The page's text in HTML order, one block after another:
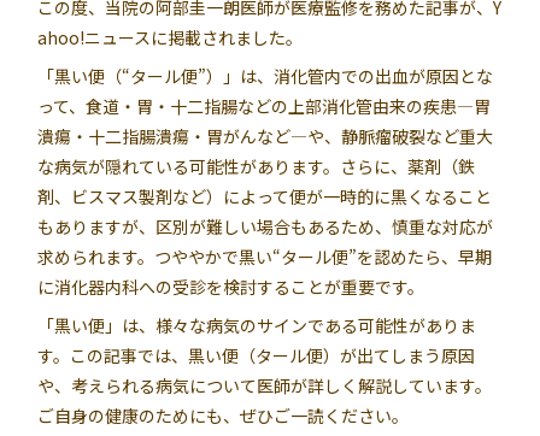
この度、当院の阿部圭一朗医師が医療監修を務めた記事が、Y
ahoo!ニュースに掲載されました。
「黒い便（“タール便”）」は、消化管内での出血が原因とな
って、食道・胃・十二指腸などの上部消化管由来の疾患―胃
潰瘍・十二指腸潰瘍・胃がんなど―や、静脈瘤破裂など重大
な病気が隠れている可能性があります。さらに、薬剤（鉄
剤、ビスマス製剤など）によって便が一時的に黒くなること
もありますが、区別が難しい場合もあるため、慎重な対応が
求められます。つややかで黒い“タール便”を認めたら、早期
に消化器内科への受診を検討することが重要です。
「黒い便」は、様々な病気のサインである可能性がありま
す。この記事では、黒い便（タール便）が出てしまう原因
や、考えられる病気について医師が詳しく解説しています。
ご自身の健康のためにも、ぜひご一読ください。